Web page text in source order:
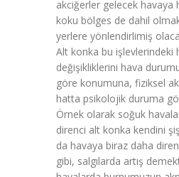
akciğerler gelecek havaya
koku bölges de dahil
yerlere yönlendirlimiş
Alt konka bu işlevlerindeki
değişikliklerini hava
göre konumuna, fiziksel
hatta psikolojik duruma
Örnek olarak soğuk
direnci alt konka kendini
da havaya biraz daha
gibi, salgılarda artış